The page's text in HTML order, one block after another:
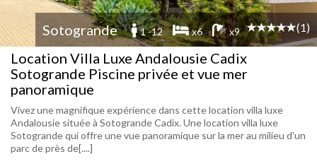
Sotogrande 1 -12 x6 x9 (1)
Location Villa Luxe Andalousie Cadix
Sotogrande Piscine privée et vue mer
panoramique
Vivez une magnifique expérience dans cette location villa luxe
Andalousie située à Sotogrande Cadix. Une location villa luxe
Sotogrande qui offre une vue panoramique sur la mer au milieu d'un
parc de près de[....]